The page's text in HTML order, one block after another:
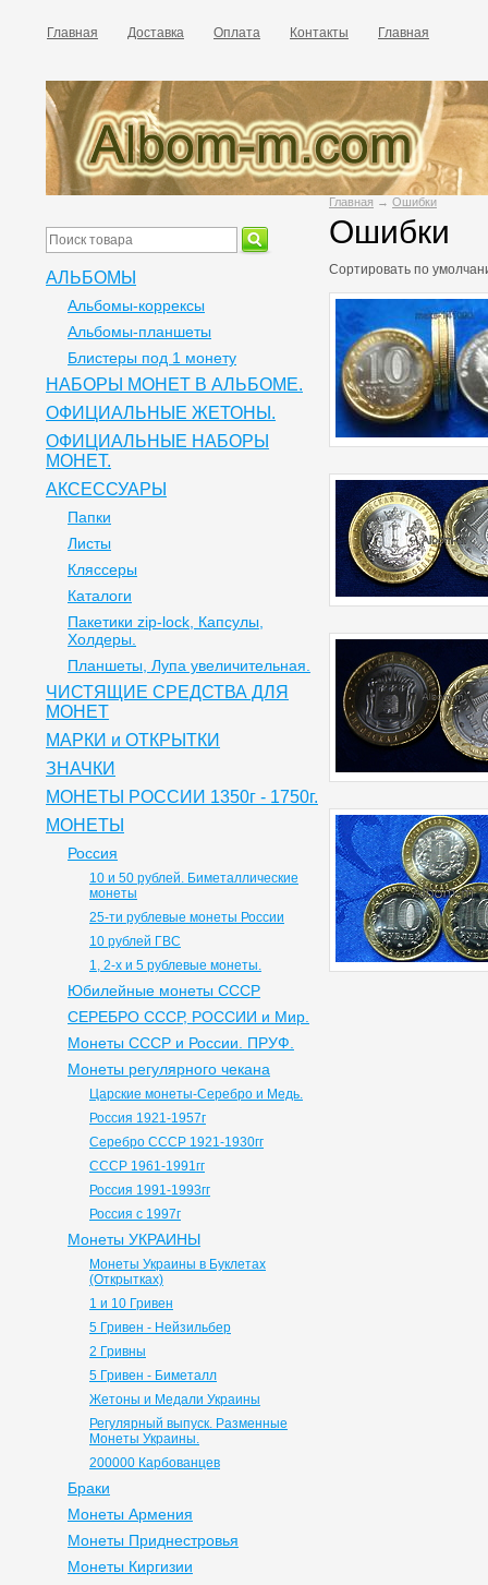
Главная Доставка Оплата Контакты Главная
Главная → Ошибки
Ошибки
Сортировать по
АЛЬБОМЫ
Альбомы-коррексы
Альбомы-планшеты
Блистеры под 1 монету
НАБОРЫ МОНЕТ В АЛЬБОМЕ.
ОФИЦИАЛЬНЫЕ ЖЕТОНЫ.
ОФИЦИАЛЬНЫЕ НАБОРЫ
МОНЕТ.
АКСЕССУАРЫ
Папки
Листы
Кляссеры
Каталоги
Пакетики zip-lock, Капсулы,
Холдеры.
Планшеты, Лупа увеличительная.
ЧИСТЯЩИЕ СРЕДСТВА ДЛЯ
МОНЕТ
МАРКИ и ОТКРЫТКИ
ЗНАЧКИ
МОНЕТЫ РОССИИ 1350г - 1750г.
МОНЕТЫ
Россия
10 и 50 рублей. Биметаллические
монеты
25-ти рублевые монеты России
10 рублей ГВС
1, 2-х и 5 рублевые монеты.
Юбилейные монеты СССР
СЕРЕБРО СССР, РОССИИ и Мир.
Монеты СССР и России. ПРУФ.
Монеты регулярного чекана
Царские монеты-Серебро и Медь.
Россия 1921-1957г
Серебро СССР 1921-1930гг
СССР 1961-1991гг
Россия 1991-1993гг
Россия с 1997г
Монеты УКРАИНЫ
Монеты Украины в Буклетах
(Открытках)
1 и 10 Гривен
5 Гривен - Нейзильбер
2 Гривны
5 Гривен - Биметалл
Жетоны и Медали Украины
Регулярный выпуск. Разменные
Монеты Украины.
200000 Карбованцев
Браки
Монеты Армения
Монеты Приднестровья
Монеты Киргизии